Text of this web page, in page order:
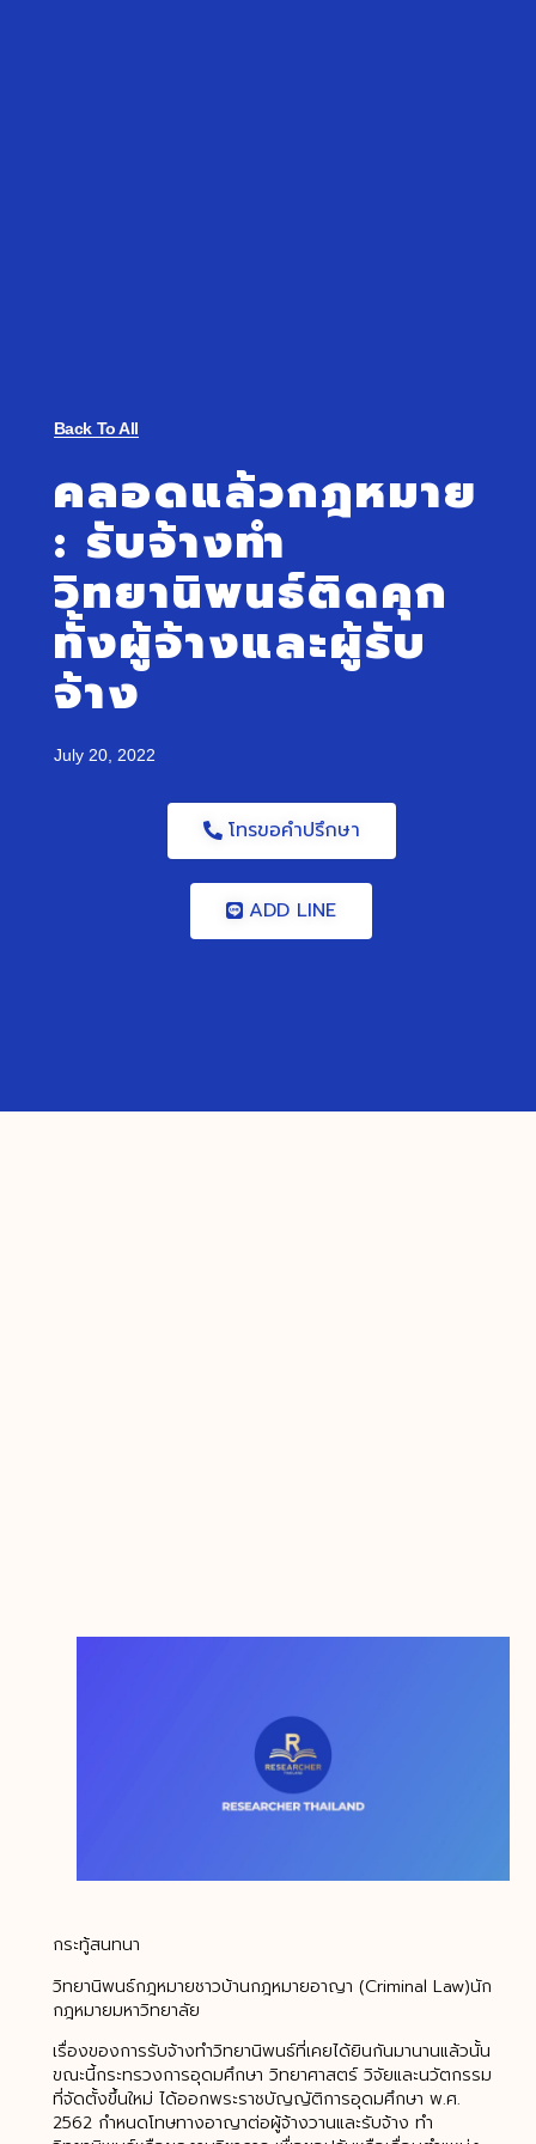
Back To All
คลอดแล้วกฎหมาย
: รับจ้างทำ
วิทยานิพนธ์ติดคุก
ทั้งผู้จ้างและผู้รับ
จ้าง
July 20, 2022
โทรขอคำปรึกษา
ADD LINE
กระทู้สนทนา
วิทยานิพนธ์กฎหมายชาวบ้านกฎหมายอาญา (Criminal Law)นัก
กฎหมายมหาวิทยาลัย
เรื่องของการรับจ้างทำวิทยานิพนธ์ที่เคยได้ยินกันมานานแล้วนั้น
ขณะนี้กระทรวงการอุดมศึกษา วิทยาศาสตร์ วิจัยและนวัตกรรม
ที่จัดตั้งขึ้นใหม่ ได้ออกพระราชบัญญัติการอุดมศึกษา พ.ศ.
2562 กำหนดโทษทางอาญาต่อผู้จ้างวานและรับจ้าง ทำ